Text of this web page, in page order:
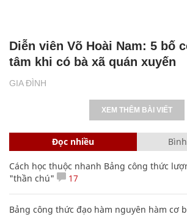
GIA ĐÌNH
Diễn viên Võ Hoài Nam: 5 bố
tâm khi có bà xã quán xuyến
XEM THÊM BÀI VIẾT
Đọc nhiều
Cách học thuộc nhanh Bảng công thức
"thần chú"
17
Bảng công thức đạo hàm nguyên hàm cơ